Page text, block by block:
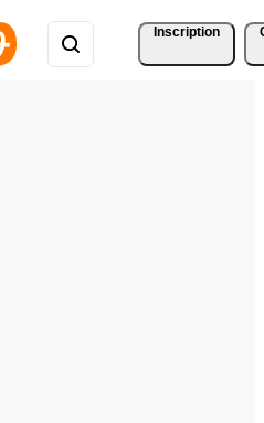
Inscription